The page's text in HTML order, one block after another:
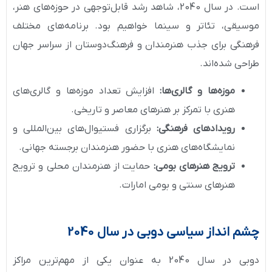
است. در سال 2040، شاهد رشد قابل‌توجهی در حوزه‌های هنر،
موسیقی، تئاتر و سینما خواهیم بود. برنامه‌های مختلف
فرهنگی برای جذب هنرمندان و فرهنگ‌دوستان از سراسر جهان
طراحی شده‌اند.
موزه‌ها و گالری‌ها:افزایش تعداد موزه‌ها و گالری‌های
هنری با تمرکز بر هنرهای معاصر و تاریخی.
رویدادهای فرهنگی:برگزاری فستیوال‌های بین‌المللی و
نمایشگاه‌های هنری با حضور هنرمندان برجسته جهانی.
ترویج هنرهای بومی:حمایت از هنرمندان محلی و ترویج
هنرهای سنتی و بومی امارات.
چشم انداز سیاسی دوبی در سال 2040
دوبی در سال 2040 به عنوان یکی از مهم‌ترین مراکز